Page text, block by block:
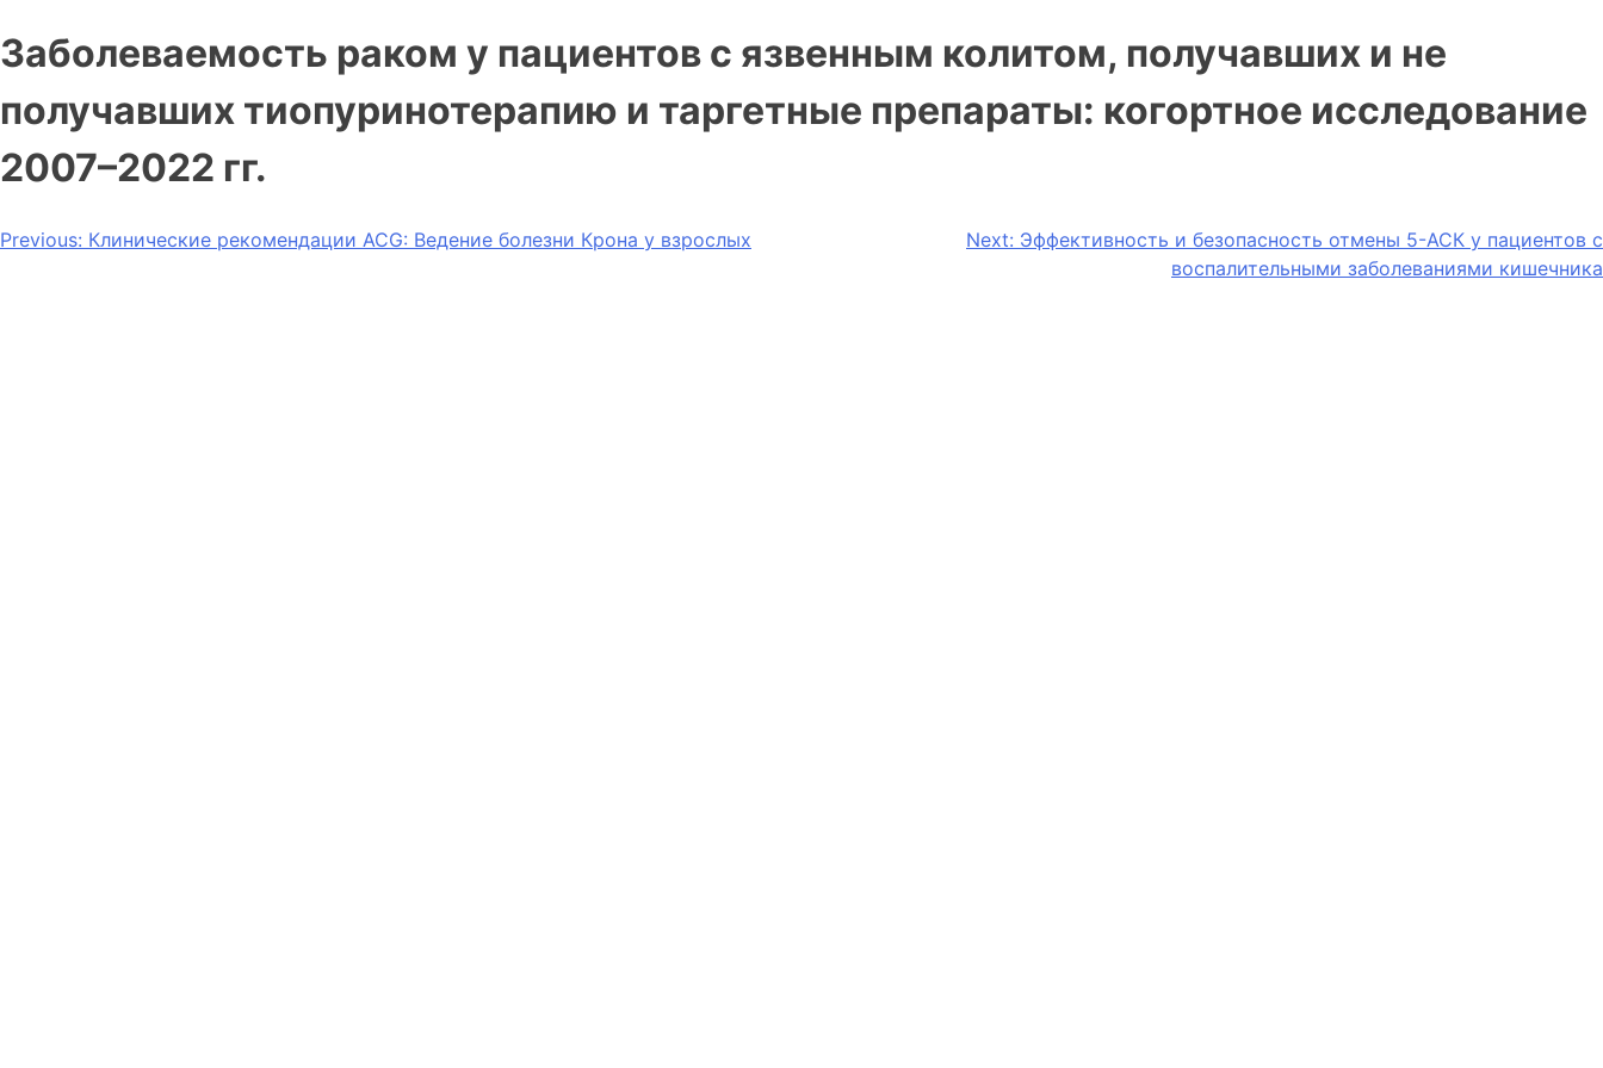
Заболеваемость раком у пациентов с язвенным колитом, получавших и не
получавших тиопуринотерапию и таргетные препараты: когортное исследование
2007–2022 гг.
Previous: Клинические рекомендации ACG: Ведение болезни Крона у взрослых Next: Эффективность и безопасность отмены 5-АСК у пациентов с
воспалительными заболеваниями кишечника